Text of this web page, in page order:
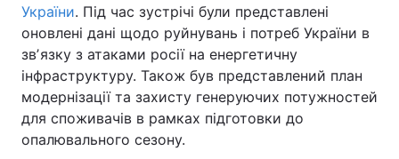
України. Під час зустрічі були представлені
оновлені дані щодо руйнувань і потреб України в
звʼязку з атаками росії на енергетичну
інфраструктуру. Також був представлений план
модернізації та захисту генеруючих потужностей
для споживачів в рамках підготовки до
опалювального сезону.